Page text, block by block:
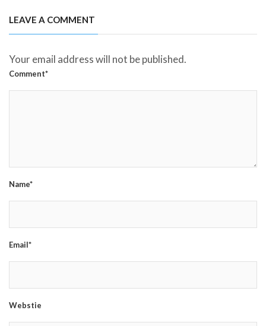
LEAVE A COMMENT
Your email address will not be published.
Comment*
Name*
Email*
Webstie